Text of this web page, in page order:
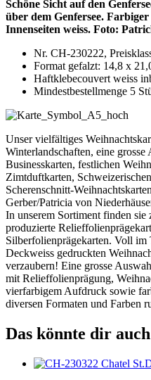
Schöne Sicht auf den
über dem Genfersee.
Innenseiten weiss. Foto:
Nr. CH-230222,
Format gefalzt: 14,8 x
Haftklebecouvert weiss
Mindestbestellmenge 5
Unser vielfältiges
Winterlandschaften, eine grosse
Businesskarten, festlichen
Zimtduftkarten,
Scherenschnitt-
Gerber/Patricia von
In unserem Sortiment finden
produzierte
Silberfolienprägekarten. Voll im
Deckweiss gedruckten
verzaubern! Eine grosse
mit Relieffolienprägung,
vierfarbigem Aufdruck sowie
diversen Formaten und Farben
Das könnte dir